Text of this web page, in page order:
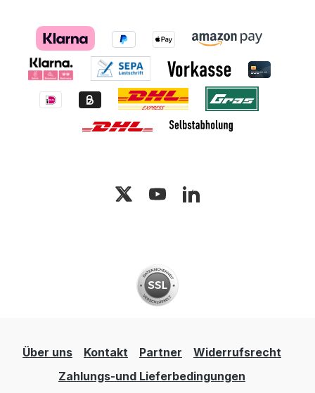
Über uns Kontakt Partner
Widerrufsrecht
Zahlungs-und Lieferbedingungen